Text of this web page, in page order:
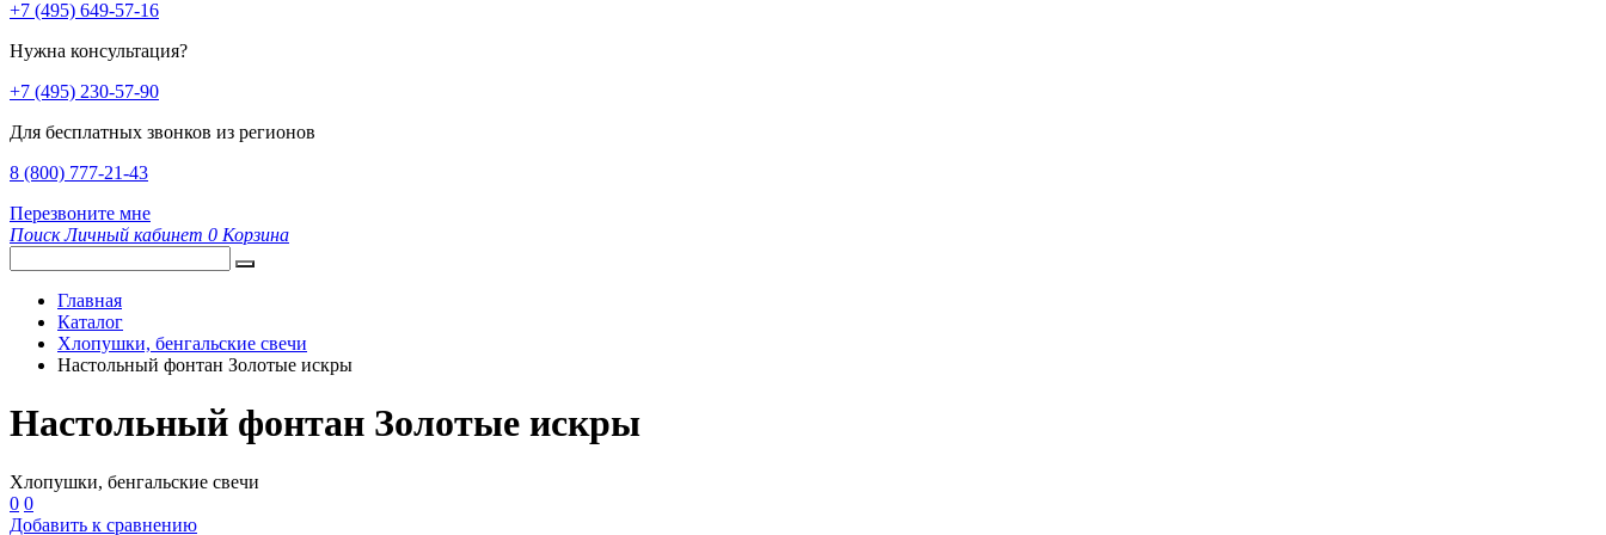
+7 (495) 649-57-16
Нужна консультация?
+7 (495) 230-57-90
Для бесплатных звонков из регионов
8 (800) 777-21-43
Перезвоните мне
Поиск Личный кабинет 0 Корзина
Главная
Каталог
Хлопушки, бенгальские свечи
Настольный фонтан Золотые искры
Настольный фонтан Золотые искры
Хлопушки, бенгальские свечи
0 0
Добавить к сравнению